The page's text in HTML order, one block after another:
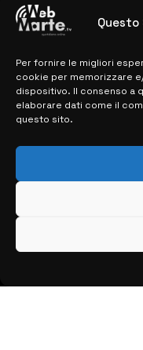
Per fornire le migliori
cookie per memorizzare
dispositivo. Il consenso a
elaborare dati come il
questo sito.
28
MAPPA DEL SITO
> NOTIZIE
> CONTATTI